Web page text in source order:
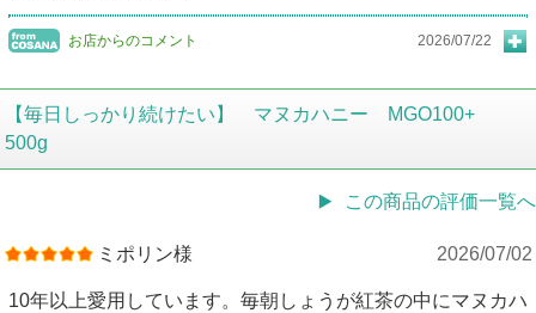
お店からのコメント 2026/07/22
【毎日しっかり続けたい】 マヌカハニー MGO100+
500g
この商品の評価一覧へ
ミポリン様 2026/07/02
10年以上愛用しています。毎朝しょうが紅茶の中にマヌカハ